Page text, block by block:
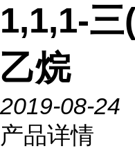
1,1,1-
乙烷
2019-08-24
产品详情